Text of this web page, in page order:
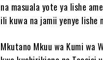
na masuala yote ya lishe
ili kuwa na jamii yenye lishe
Mkutano Mkuu wa Kumi wa